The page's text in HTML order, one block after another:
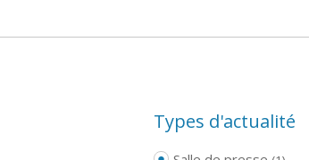
Types d'actualité